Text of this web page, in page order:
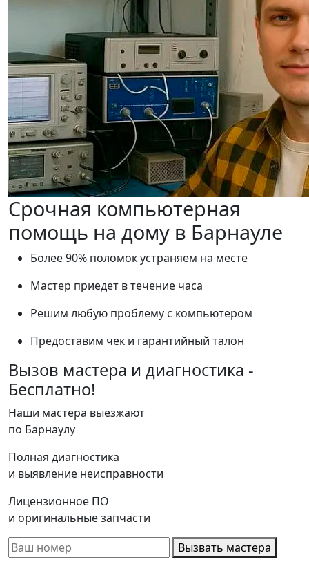
Срочная компьютерная
помощь на дому в Барнауле
Более 90% поломок устраняем на месте
Мастер приедет в течение часа
Решим любую проблему с компьютером
Предоставим чек и гарантийный талон
Вызов мастера и диагностика -
Бесплатно!
Наши мастера выезжают
по Барнаулу
Полная диагностика
и выявление неисправности
Лицензионное ПО
и оригинальные запчасти
Вызвать мастера